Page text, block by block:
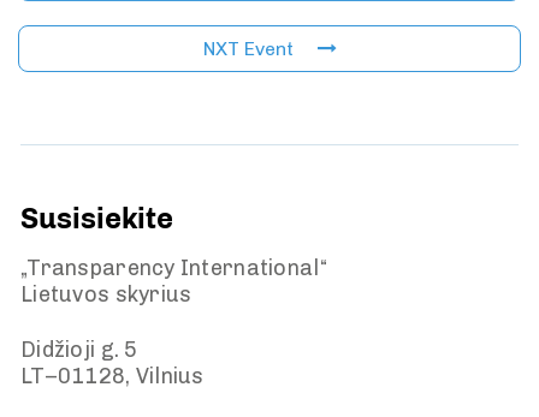
NXT Event
Susisiekite
„Transparency International“
Lietuvos skyrius
Didžioji g. 5
LT–01128, Vilnius